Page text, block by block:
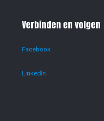
Verbinden en volgen
Facebook
LinkedIn